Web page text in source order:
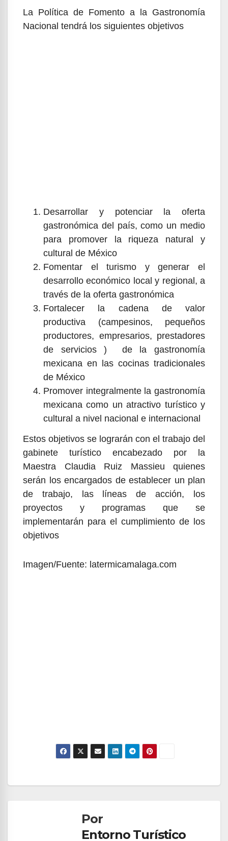
La Política de Fomento a la Gastronomía
Nacional tendrá los siguientes objetivos
Desarrollar y potenciar la oferta
gastronómica del país, como un medio
para promover la riqueza natural y
cultural de México
Fomentar el turismo y generar el
desarrollo económico local y regional, a
través de la oferta gastronómica
Fortalecer la cadena de valor
productiva (campesinos, pequeños
productores, empresarios, prestadores
de servicios ) de la gastronomía
mexicana en las cocinas tradicionales
de México
Promover integralmente la gastronomía
mexicana como un atractivo turístico y
cultural a nivel nacional e internacional
Estos objetivos se lograrán con el trabajo del
gabinete turístico encabezado por la
Maestra Claudia Ruiz Massieu quienes
serán los encargados de establecer un plan
de trabajo, las líneas de acción, los
proyectos y programas que se
implementarán para el cumplimiento de los
objetivos
Imagen/Fuente: latermicamalaga.com
Navegación
entradasPor
Entorno Turístico